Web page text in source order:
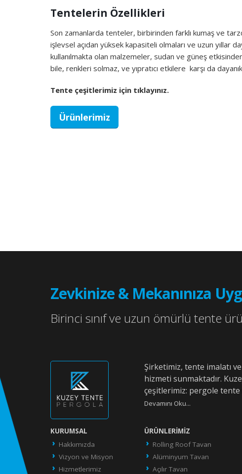
Tentelerin Özellikleri
Son zamanlarda tenteler, birbirinden farklı kumaş ve
işlevsel açıdan yüksek kapasiteli olmaları ve uzun yıllar
kullanılmakta olan malzemeler, sudan ve güneş
bile, renkleri solmaz, ve yıpratıcı etkilere karşı da
Tente çeşitlerimiz için tıklayınız.
Ürünlerimiz
Zevkinize & Mekanınıza
Birinci sınıf ve uzun ömürlü tente
Şirketimiz, tente imalatı
hizmeti sunmaktadır.
çeşitlerimiz: pergole
Devamını Oku...
KURUMSAL
Hakkımızda
Vizyon ve Misyon
Hizmetlerimiz
ÜRÜNLERIMIZ
Rolling Roof Tavan
Alüminyum Tavan
Açılır Tavan